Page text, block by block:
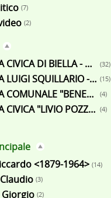
(7)
(2)
BIBLIOTECA CIVICA DI BIELLA - ALFREDO FRASSATI
(32)
BIBLIOTECA LUIGI SQUILLARIO - CITTÀ STUDI BIELLA (15)
BIBLIOTECA COMUNALE "BENEDETTO CROCE" - POLLONE (4)
BIBLIOTECA CIVICA "LIVIO POZZO" - CANDELO (4)
<1879-1964> (14)
(3)
(2)